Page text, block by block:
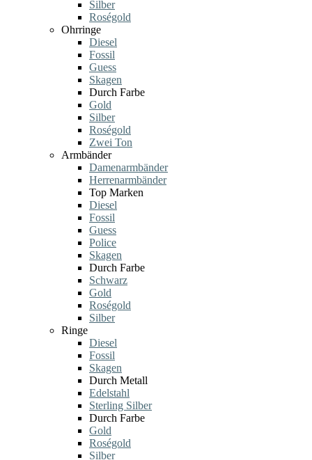
Silber
Roségold
Ohrringe
Diesel
Fossil
Guess
Skagen
Durch Farbe
Gold
Silber
Roségold
Zwei Ton
Armbänder
Damenarmbänder
Herrenarmbänder
Top Marken
Diesel
Fossil
Guess
Police
Skagen
Durch Farbe
Schwarz
Gold
Roségold
Silber
Ringe
Diesel
Fossil
Skagen
Durch Metall
Edelstahl
Sterling Silber
Durch Farbe
Gold
Roségold
Silber